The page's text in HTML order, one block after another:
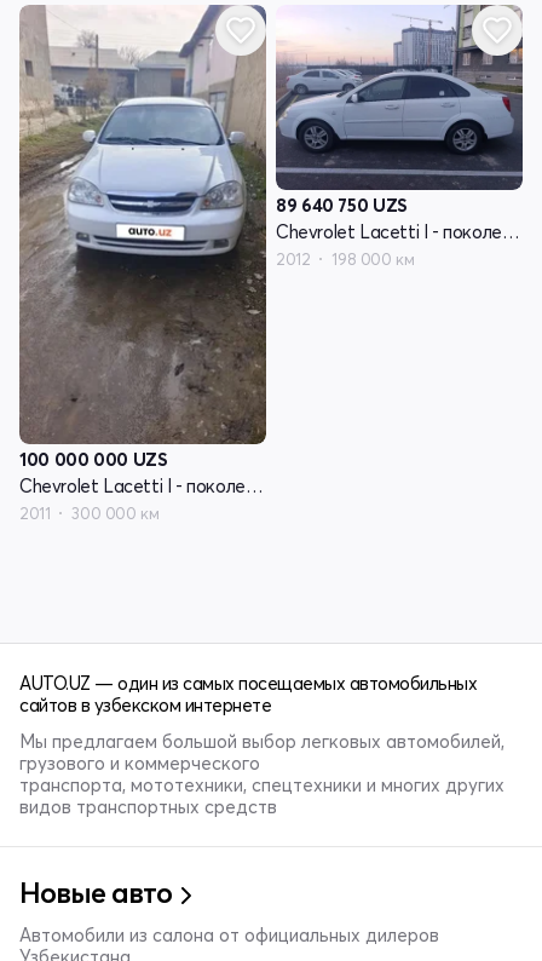
100 000 000 UZS
Chevrolet Lacetti I - поколение
2011 300 000 км
89 640 750 UZS
Chevrolet Lacetti I - поколение
2012 198 000 км
AUTO.UZ — один из самых посещаемых автомобильных
сайтов в узбекском интернете
Мы предлагаем большой выбор легковых автомобилей,
грузового и коммерческого
транспорта, мототехники, спецтехники и многих других
видов транспортных средств
Новые авто
Автомобили из салона от официальных дилеров